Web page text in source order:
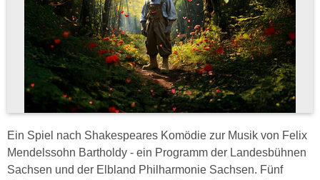
Ein Spiel nach Shakespeares Komödie zur Musik von Felix
Mendelssohn Bartholdy - ein Programm der Landesbühnen
Sachsen und der Elbland Philharmonie Sachsen. Fünf